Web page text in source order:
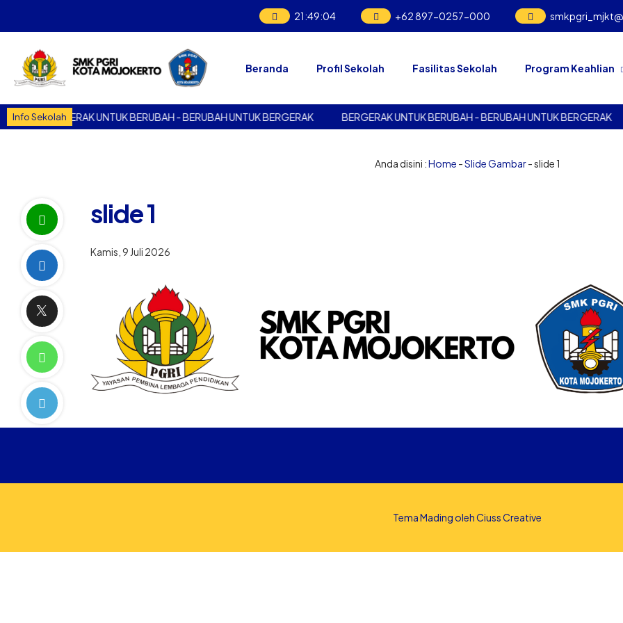
21:49:04 +62 897-0257-000
Beranda Profil Sekolah Fasilitas Sekolah Program Keahlian
Info Sekolah
BERGERAK UNTUK BERUBAH - BERUBAH UNTUK BERGERAK BERGERAK UNTUK BERUBAH - BERUBAH UNTUK BERGERAK
Anda disini :Home -Slide Gambar- slide 1
slide 1
Kamis, 9 Juli 2026
Tema Mading olehCiuss Creative